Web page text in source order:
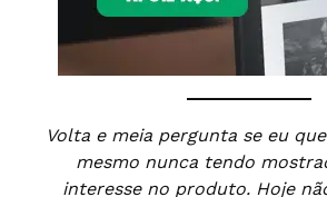
Volta e meia pergunta se eu
mesmo nunca tendo
interesse no produto. Hoje